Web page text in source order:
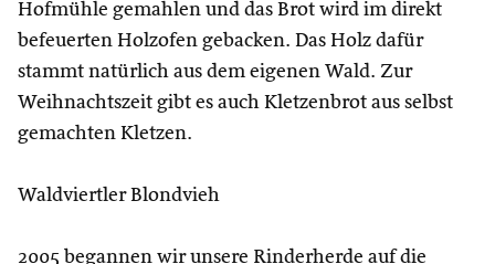
Hofmühle gemahlen und das Brot wird im direkt
befeuerten Holzofen gebacken. Das Holz dafür
stammt natürlich aus dem eigenen Wald. Zur
Weihnachtszeit gibt es auch Kletzenbrot aus selbst
gemachten Kletzen.
Waldviertler Blondvieh
2005 begannen wir unsere Rinderherde auf die